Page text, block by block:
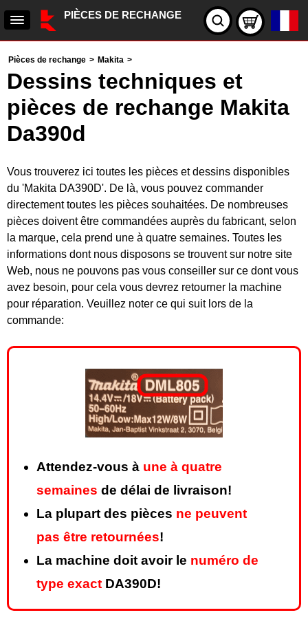
PIÈCES DE RECHANGE
Pièces de rechange > Makita >
Dessins techniques et
pièces de rechange Makita
Da390d
Vous trouverez ici toutes les pièces et dessins disponibles
du 'Makita DA390D'. De là, vous pouvez commander
directement toutes les pièces souhaitées. De nombreuses
pièces doivent être commandées auprès du fabricant, selon
la marque, cela prend une à quatre semaines. Toutes les
informations dont nous disposons se trouvent sur notre site
Web, nous ne pouvons pas vous conseiller sur ce dont vous
avez besoin, pour cela vous devrez retourner la machine
pour réparation. Veuillez noter ce qui suit lors de la
commande:
Attendez-vous à une à quatre
semaines de délai de livraison!
La plupart des pièces ne peuvent
pas être retournées!
La machine doit avoir le numéro de
type exact DA390D!